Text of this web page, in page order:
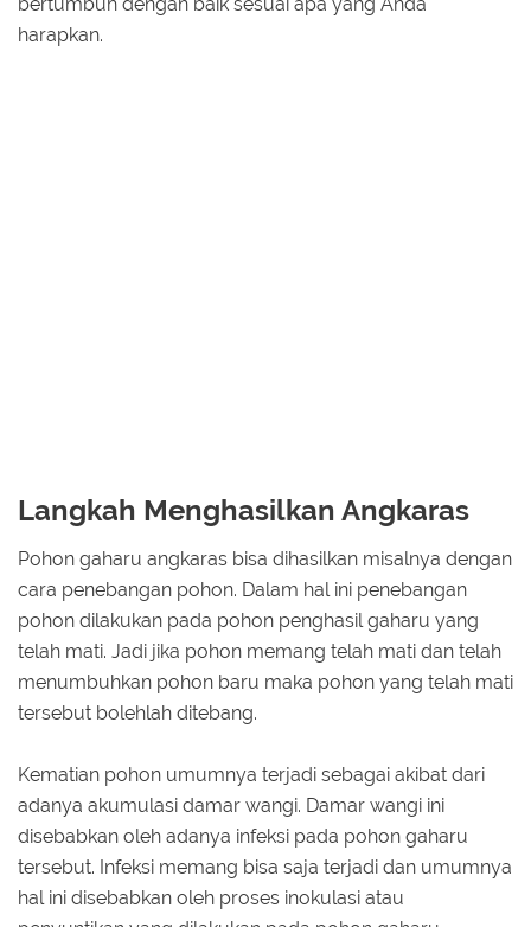
harapkan.
Langkah Menghasilkan Angkaras
Pohon gaharu angkaras bisa dihasilkan misalnya dengan
cara penebangan pohon. Dalam hal ini penebangan
pohon dilakukan pada pohon penghasil gaharu yang
telah mati. Jadi jika pohon memang telah mati dan telah
menumbuhkan pohon baru maka pohon yang telah mati
tersebut bolehlah ditebang.
Kematian pohon umumnya terjadi sebagai akibat dari
adanya akumulasi damar wangi. Damar wangi ini
disebabkan oleh adanya infeksi pada pohon gaharu
tersebut. Infeksi memang bisa saja terjadi dan umumnya
hal ini disebabkan oleh proses inokulasi atau